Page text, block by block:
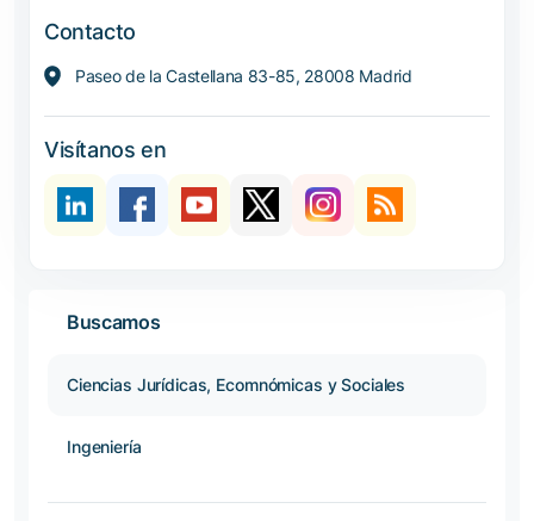
Contacto
Paseo de la Castellana 83-85, 28008 Madrid
Visítanos en
Buscamos
Ciencias Jurídicas, Ecomnómicas y Sociales
Ingeniería